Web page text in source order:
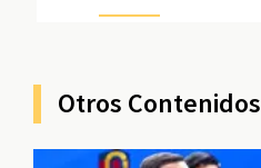
Otros Contenidos